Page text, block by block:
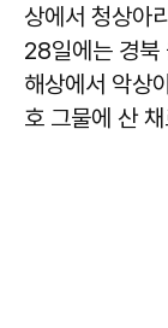
상에서 청상아
28일에는 경북
해상에서 악상
호 그물에 산